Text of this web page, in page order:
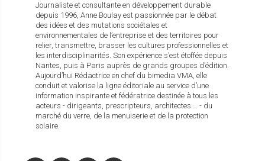
Journaliste et consultante en développement durable
depuis 1996, Anne Boulay est passionnée par le débat
des idées et des mutations sociétales et
environnementales de l’entreprise et des territoires pour
relier, transmettre, brasser les cultures professionnelles et
les interdisciplinarités. Son expérience s’est étoffée depuis
Nantes, puis à Paris auprès de grands groupes d’édition.
Aujourd’hui Rédactrice en chef du bimedia VMA, elle
conduit et valorise la ligne éditoriale au service d’une
information inspirante et fédératrice destinée à tous les
acteurs - dirigeants, prescripteurs, architectes…. - du
marché du verre, de la menuiserie et de la protection
solaire.